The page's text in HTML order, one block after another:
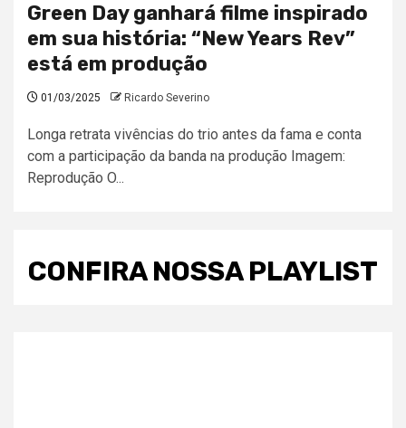
Green Day ganhará filme inspirado
em sua história: “New Years Rev”
está em produção
01/03/2025 Ricardo Severino
Longa retrata vivências do trio antes da fama e conta
com a participação da banda na produção Imagem:
Reprodução O...
CONFIRA NOSSA PLAYLIST